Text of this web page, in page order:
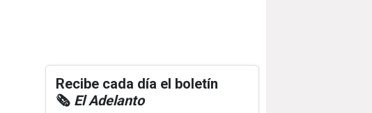
Recibe cada día el boletín
🗞️ El Adelanto